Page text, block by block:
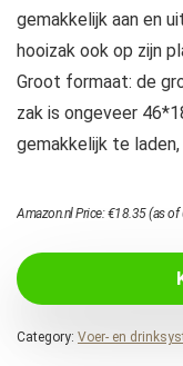
gemakkelijk aan en
hooizak ook op zijn
Groot formaat: de
zak is ongeveer
gemakkelijk te
Amazon.nl Price:€18.35(as of
Category: Voer- en